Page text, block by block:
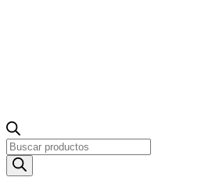
Búsqueda
de
productos